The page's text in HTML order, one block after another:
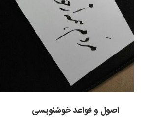
اصول و قواعد خوشنویسی